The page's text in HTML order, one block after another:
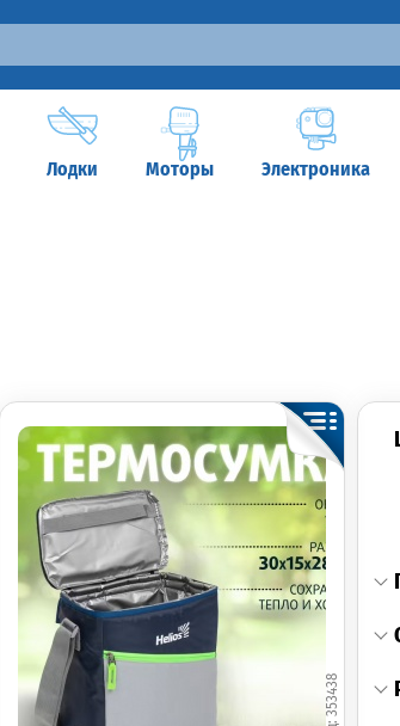
Лодки Моторы Электроника
353438